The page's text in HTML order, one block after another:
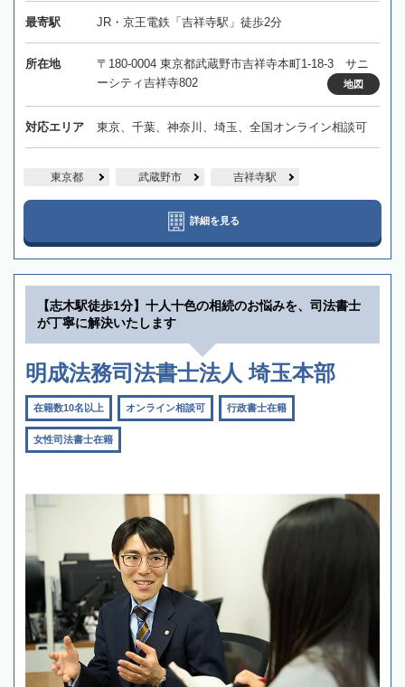
最寄駅 JR・京王電鉄「吉祥寺駅」徒歩2分
所在地
〒180-0004 東京都武蔵野市吉祥寺本町1-18-3 サニ
ーシティ吉祥寺802
地図
対応エリア 東京、千葉、神奈川、埼玉、全国オンライン相談可
東京都 武蔵野市 吉祥寺駅
詳細を見る
【志木駅徒歩1分】十人十色の相続のお悩みを、司法書士
が丁寧に解決いたします
明成法務司法書士法人 埼玉本部
在籍数10名以上 オンライン相談可 行政書士在籍
女性司法書士在籍